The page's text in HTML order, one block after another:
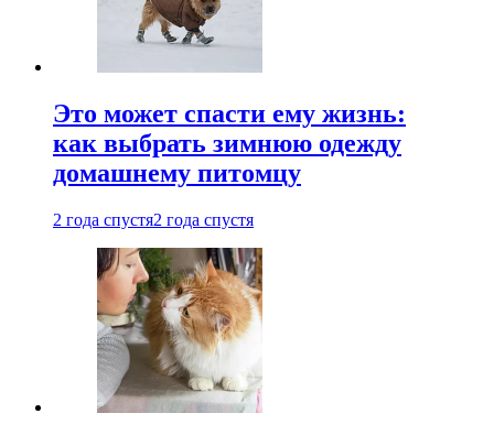
Это может спасти ему жизнь:
как выбрать зимнюю одежду
домашнему питомцу
2 года спустя2 года спустя